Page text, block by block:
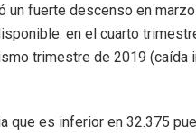
un fuerte descenso en
en el cuarto
trimestre de 2019 (caída
que es inferior en 32.375